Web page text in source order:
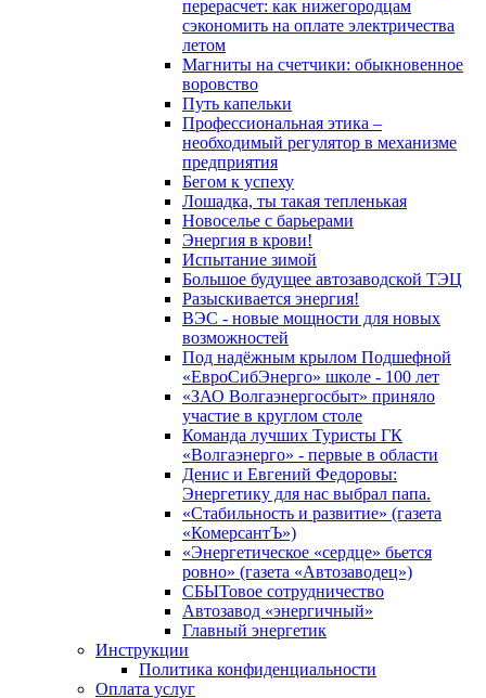
перерасчет: как нижегородцам
сэкономить на оплате электричества
летом
Магниты на счетчики: обыкновенное
воровство
Путь капельки
Профессиональная этика –
необходимый регулятор в механизме
предприятия
Бегом к успеху
Лошадка, ты такая тепленькая
Новоселье с барьерами
Энергия в крови!
Испытание зимой
Большое будущее автозаводской ТЭЦ
Разыскивается энергия!
ВЭС - новые мощности для новых
возможностей
Под надёжным крылом Подшефной
«ЕвроСибЭнерго» школе - 100 лет
«ЗАО Волгаэнергосбыт» приняло
участие в круглом столе
Команда лучших Туристы ГК
«Волгаэнерго» - первые в области
Денис и Евгений Федоровы:
Энергетику для нас выбрал папа.
«Стабильность и развитие» (газета
«КомерсантЪ»)
«Энергетическое «сердце» бьется
ровно» (газета «Автозаводец»)
СБЫТовое сотрудничество
Автозавод «энергичный»
Главный энергетик
Инструкции
Политика конфиденциальности
Оплата услуг